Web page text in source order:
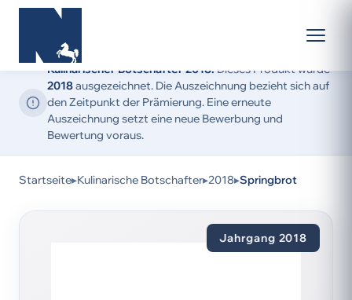
Kulinarischer Botschafter 2018:Dieses Produkt wurde
2018ausgezeichnet. Die Auszeichnung bezieht sich auf
den Zeitpunkt der Prämierung. Eine erneute
Auszeichnung setzt eine neue Bewerbung und
Bewertung voraus.
Startseite▸Kulinarische Botschafter▸2018▸Springbrot
Jahrgang 2018